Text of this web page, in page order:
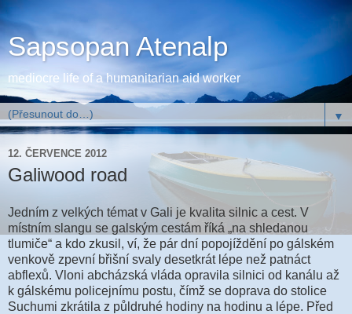
Sapsopan Atenalp
mediocre life of a humanitarian aid worker
▼
12. ČERVENCE 2012
Galiwood road
Jedním z velkých témat v Gali je kvalita silnic a cest. V
místním slangu se galským cestám říká „na shledanou
tlumiče“ a kdo zkusil, ví, že pár dní popojíždění po gálském
venkově zpevní břišní svaly desetkrát lépe než patnáct
abflexů. Vloni abcházská vláda opravila silnici od kanálu až
k gálskému policejnímu postu, čímž se doprava do stolice
Suchumi zkrátila z půldruhé hodiny na hodinu a lépe. Před